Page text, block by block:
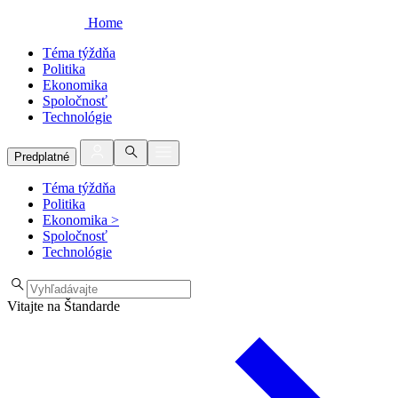
Home
Téma týždňa
Politika
Ekonomika
Spoločnosť
Technológie
Predplatné
Téma týždňa
Politika
Ekonomika >
Spoločnosť
Technológie
Vitajte na Štandarde